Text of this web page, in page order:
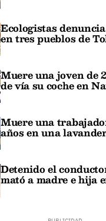
Ecologistas
en tres pueblos de
Muere una joven de
de vía su coche en
Muere una
años en una
Detenido el
mató a madre e hija